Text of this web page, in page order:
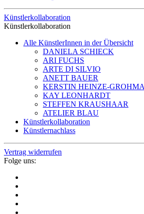
Künstlerkollaboration
Künstlerkollaboration
Alle KünstlerInnen in der Übersicht
DANIELA SCHIECK
ARI FUCHS
ARTE DI SILVIO
ANETT BAUER
KERSTIN HEINZE-
KAY LEONHARDT
STEFFEN KRAUSHAAR
ATELIER BLAU
Künstlerkollaboration
Künstlernachlass
Vertrag widerrufen
Folge uns: